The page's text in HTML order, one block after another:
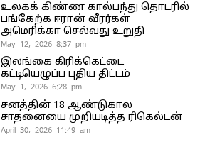
உலகக் கிண்ண கால்பந்து தொடரில்
பங்கேற்க ஈரான் வீரர்கள்
அமெரிக்கா செல்வது உறுதி
May 12, 2026 8:37 pm
இலங்கை கிரிக்கெட்டை
கட்டியெழுப்ப புதிய திட்டம்
May 1, 2026 6:28 pm
சனத்தின் 18 ஆண்டுகால
சாதனையை முறியடித்த ரிகெல்டன்
April 30, 2026 11:49 am